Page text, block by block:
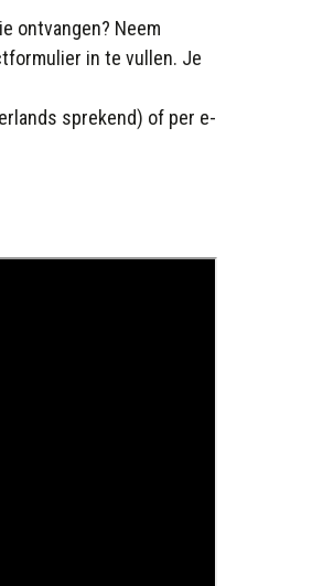
ontvangen? Neem
in te vullen. Je
sprekend) of per e-